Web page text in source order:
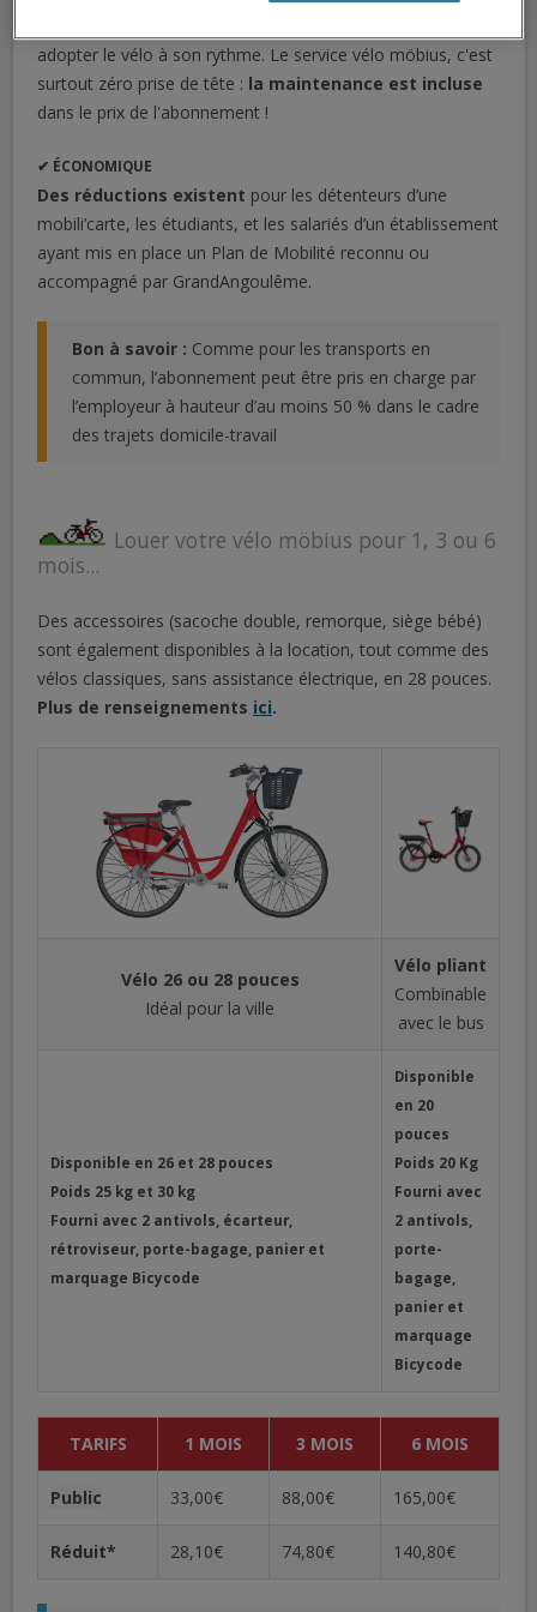
adopter le vélo à son rythme. Le service vélo möbius, c'est
surtout zéro prise de tête : la maintenance est incluse
dans le prix de l'abonnement !
✔ ÉCONOMIQUE
Des réductions existent pour les détenteurs d’une
mobili’carte, les étudiants, et les salariés d’un établissement
ayant mis en place un Plan de Mobilité reconnu ou
accompagné par GrandAngoulême.
Bon à savoir : Comme pour les transports en
commun, l’abonnement peut être pris en charge par
l’employeur à hauteur d’au moins 50 % dans le cadre
des trajets domicile-travail
Louer votre vélo möbius pour 1, 3 ou 6
mois...
Des accessoires (sacoche double, remorque, siège bébé)
sont également disponibles à la location, tout comme des
vélos classiques, sans assistance électrique, en 28 pouces.
Plus de renseignements ici.
Vélo 26 ou 28 pouces
Idéal pour la ville
Vélo pliant
Combinable
avec le bus
Disponible en 26 et 28 pouces
Poids 25 kg et 30 kg
Fourni avec 2 antivols, écarteur,
rétroviseur, porte-bagage, panier et
marquage Bicycode
Disponible
en 20
pouces
Poids 20 Kg
Fourni avec
2 antivols,
porte-
bagage,
panier et
marquage
Bicycode
TARIFS 1 MOIS 3 MOIS 6 MOIS
Public 33,00€ 88,00€ 165,00€
Réduit* 28,10€ 74,80€ 140,80€